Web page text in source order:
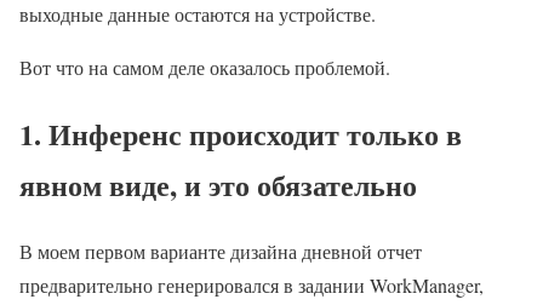
выходные данные остаются на устройстве.
Вот что на самом деле оказалось проблемой.
1. Инференс происходит только в
явном виде, и это обязательно
В моем первом варианте дизайна дневной отчет
предварительно генерировался в задании WorkManager,